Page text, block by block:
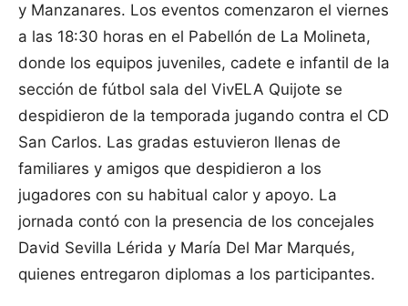
y Manzanares. Los eventos comenzaron el viernes
a las 18:30 horas en el Pabellón de La Molineta,
donde los equipos juveniles, cadete e infantil de la
sección de fútbol sala del VivELA Quijote se
despidieron de la temporada jugando contra el CD
San Carlos. Las gradas estuvieron llenas de
familiares y amigos que despidieron a los
jugadores con su habitual calor y apoyo. La
jornada contó con la presencia de los concejales
David Sevilla Lérida y María Del Mar Marqués,
quienes entregaron diplomas a los participantes.